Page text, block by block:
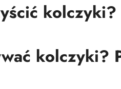
kolczyki?
kolczyki?